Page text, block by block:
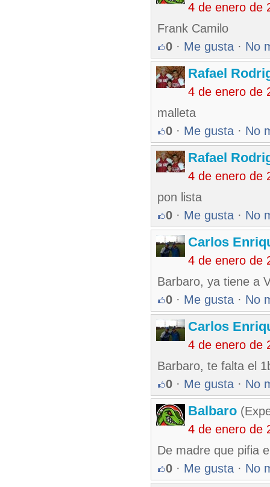
4 de enero de
Frank Camilo
0 · Me gusta · No
Rafael
4 de enero de
malleta
0 · Me gusta · No
Rafael
4 de enero de
pon lista
0 · Me gusta · No
Carlos
4 de enero de
Barbaro, ya tiene a
0 · Me gusta · No
Carlos
4 de enero de
Barbaro, te falta el
0 · Me gusta · No
Balbaro
4 de enero de
De madre que pifia
0 · Me gusta · No